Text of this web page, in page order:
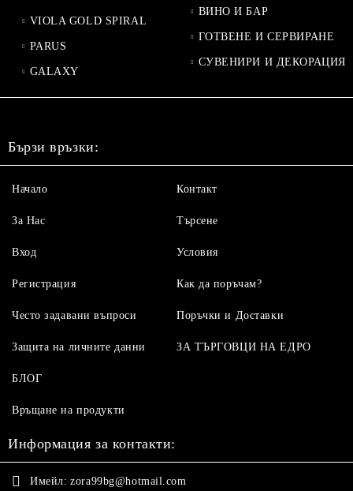
VIOLA GOLD SPIRAL
PARUS
GALAXY
ВИНО И БАР
ГОТВЕНЕ И СЕРВИРАНЕ
СУВЕНИРИ И ДЕКОРАЦИЯ
Бързи връзки:
Начало
За Нас
Вход
Регистрация
Контакт
Търсене
Условия
Как да поръчам?
Често задавани въпроси
Защита на личните данни
БЛОГ
Връщане на продукти
Поръчки и Доставки
ЗА ТЪРГОВЦИ НА ЕДРО
Информация за контакти:
Имейл: zora99bg@hotmail.com